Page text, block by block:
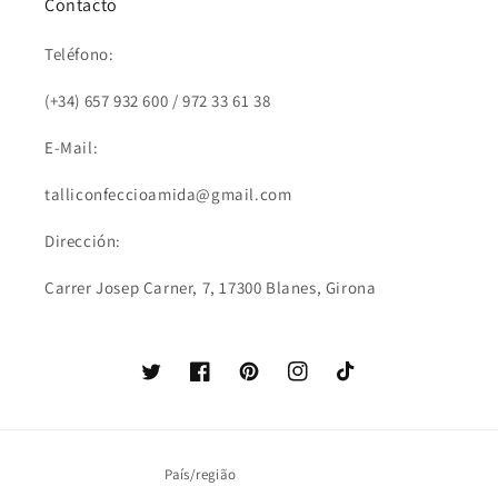
Contacto
Teléfono:
(+34) 657 932 600 / 972 33 61 38
E-Mail:
talliconfeccioamida@gmail.com
Dirección:
Carrer Josep Carner, 7, 17300 Blanes, Girona
TwitterFacebookPinterestInstagramTikTok
País/região